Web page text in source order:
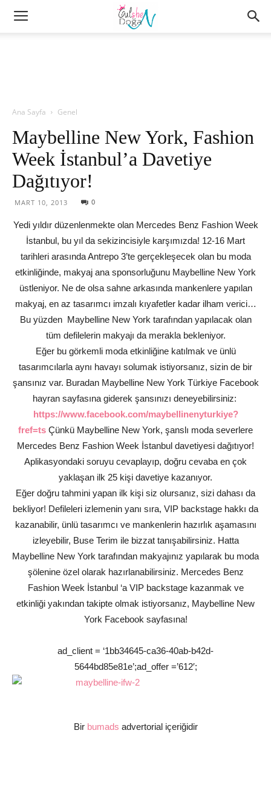
Ana Sayfa Genel
Maybelline New York, Fashion
Week İstanbul’a Davetiye
Dağıtıyor!
MART 10, 2013 0
Yedi yıldır düzenlenmekte olan Mercedes Benz Fashion Week
İstanbul, bu yıl da sekizincisiyle karşımızda! 12-16 Mart
tarihleri arasında Antrepo 3’te gerçekleşecek olan bu moda
etkinliğinde, makyaj ana sponsorluğunu Maybelline New York
üstleniyor. Ne de olsa sahne arkasında mankenlere yapılan
makyaj, en az tasarımcı imzalı kıyafetler kadar ilham verici…
Bu yüzden Maybelline New York tarafından yapılacak olan
tüm defilelerin makyajı da merakla bekleniyor.
Eğer bu görkemli moda etkinliğine katılmak ve ünlü
tasarımcılarla aynı havayı solumak istiyorsanız, sizin de bir
şansınız var. Buradan Maybelline New York Türkiye Facebook
hayran sayfasına giderek şansınızı deneyebilirsiniz:
https://www.facebook.com/maybellinenyturkiye?
fref=ts Çünkü Maybelline New York, şanslı moda severlere
Mercedes Benz Fashion Week İstanbul davetiyesi dağıtıyor!
Aplikasyondaki soruyu cevaplayıp, doğru cevaba en çok
yaklaşan ilk 25 kişi davetiye kazanıyor.
Eğer doğru tahmini yapan ilk kişi siz olursanız, sizi dahası da
bekliyor! Defileleri izlemenin yanı sıra, VIP backstage hakkı da
kazanabilir, ünlü tasarımcı ve mankenlerin hazırlık aşamasını
izleyebilir, Buse Terim ile bizzat tanışabilirsiniz. Hatta
Maybelline New York tarafından makyajınız yapılarak bu moda
şölenine özel olarak hazırlanabilirsiniz. Mercedes Benz
Fashion Week İstanbul ‘a VIP backstage kazanmak ve
etkinliği yakından takipte olmak istiyorsanız, Maybelline New
York Facebook sayfasına!
ad_client = ‘1bb34645-ca36-40ab-b42d-
5644bd85e81e’;ad_offer =’612′;
Bir bumads advertorial içeriğidir